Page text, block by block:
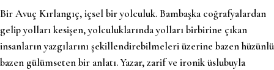
Bir Avuç Kırlangıç, içsel bir yolculuk. Bambaşka coğrafyalardan
gelip yolları kesişen, yolculuklarında yolları birbirine çıkan
insanların yazgılarını şekillendirebilmeleri üzerine bazen hüzünlü
bazen gülümseten bir anlatı. Yazar, zarif ve ironik üslubuyla